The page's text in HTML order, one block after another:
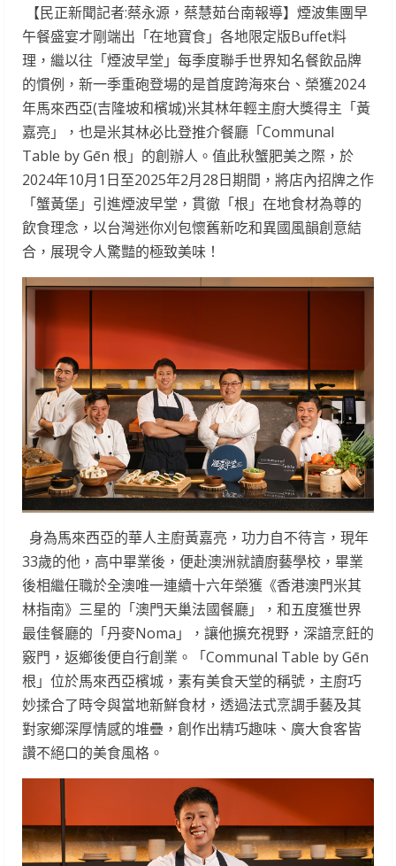
【民正新聞記者:蔡永源，蔡慧茹台南報導】煙波集團早
午餐盛宴才剛端出「在地寶食」各地限定版Buffet料
理，繼以往「煙波早堂」每季度聯手世界知名餐飲品牌
的慣例，新一季重砲登場的是首度跨海來台、榮獲2024
年馬來西亞(吉隆坡和檳城)米其林​​年輕主廚大獎得主「黃
嘉亮」，也是米其林必比登推介餐廳「Communal
Table by Gēn 根」的創辦人。​​值此秋蟹肥美之際，於
2024年10月1日至2025年2月28日期間，將店內招牌之作
「蟹黃堡」引進煙波早堂，貫徹「根」在地食材為尊的
飲食理念，以台灣迷你刈包懷舊新吃和異國風韻創意結
合，展現令人驚豔的極致美味！
身為馬來西亞的華人主廚黃嘉亮，功力自不待言，現年
33歲的他，高中畢業後，便赴澳洲就讀廚藝學校，畢業
後相繼任職於全澳唯一連續十六年榮獲《香港澳門米其
林指南》三星的「澳門天巢法國餐廳」，和五度獲世界
最佳餐廳的「丹麥Noma」，讓他擴充視野，深諳烹飪的
竅門，返鄉後便自行創業。「Communal Table by Gēn
根」位於馬來西亞檳城，素有美食天堂的稱號，主廚巧
妙揉合了時令與當地新鮮食材，透過法式烹調手藝及其
對家鄉深厚情感的堆疊，創作出精巧趣味、廣大食客皆
讚不絕口的美食風格。